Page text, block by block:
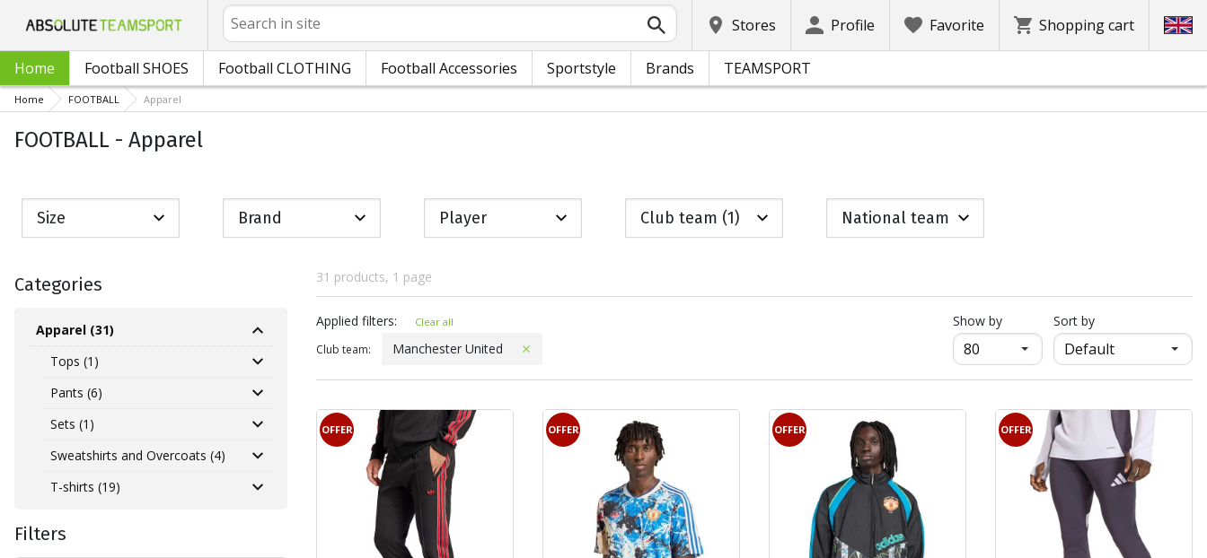
Search
Stores Profile Favorite Shopping cart
Home Football SHOES Football CLOTHING Football Accessories Sportstyle Brands TEAMSPORT
Home FOOTBALL Apparel
FOOTBALL - Apparel
Size Brand Player Club team (1) National team
Categories
Apparel (31)
Tops (1)
Pants (6)
Sets (1)
Sweatshirts and Overcoats (4)
T-shirts (19)
Filters
31 products, 1 page
Applied filters
Applied filters: Clear all
Club team: Manchester United
Show byпродукти на страница
Sort by
OFFER OFFER OFFER OFFER